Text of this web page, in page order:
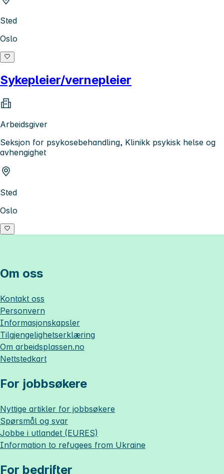
Sted
Oslo
Sykepleier/vernepleier
Arbeidsgiver
Seksjon for psykosebehandling, Klinikk psykisk helse og
avhengighet
Sted
Oslo
Om oss
Kontakt oss
Personvern
Informasjonskapsler
Tilgjengelighetserklæring
Om arbeidsplassen.no
Nettstedkart
For jobbsøkere
Nyttige artikler for jobbsøkere
Spørsmål og svar
Jobbe i utlandet (EURES)
Information to refugees from Ukraine
For bedrifter